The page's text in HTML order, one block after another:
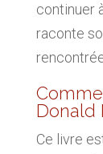
continuer
raconte
Donald
Ce livre